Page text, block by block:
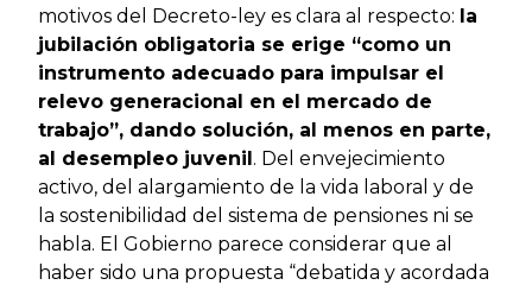
motivos del Decreto-ley es clara al respecto: la
jubilación obligatoria se erige “como un
instrumento adecuado para impulsar el
relevo generacional en el mercado de
trabajo”, dando solución, al menos en parte,
al desempleo juvenil. Del envejecimiento
activo, del alargamiento de la vida laboral y de
la sostenibilidad del sistema de pensiones ni se
habla. El Gobierno parece considerar que al
haber sido una propuesta “debatida y acordada